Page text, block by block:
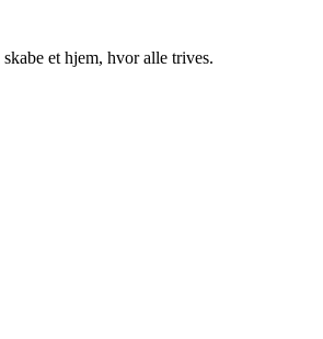
et hjem, hvor alle trives.